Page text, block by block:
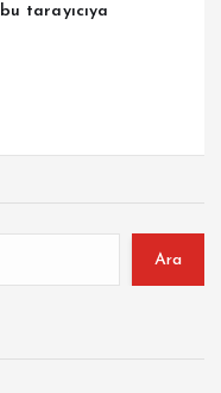
tarayıcıya
Ara